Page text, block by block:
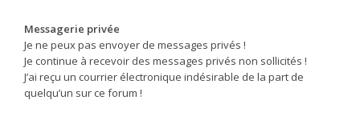
Messagerie privée
Je ne peux pas envoyer de messages privés !
Je continue à recevoir des messages privés non sollicités !
J’ai reçu un courrier électronique indésirable de la part de
quelqu’un sur ce forum !